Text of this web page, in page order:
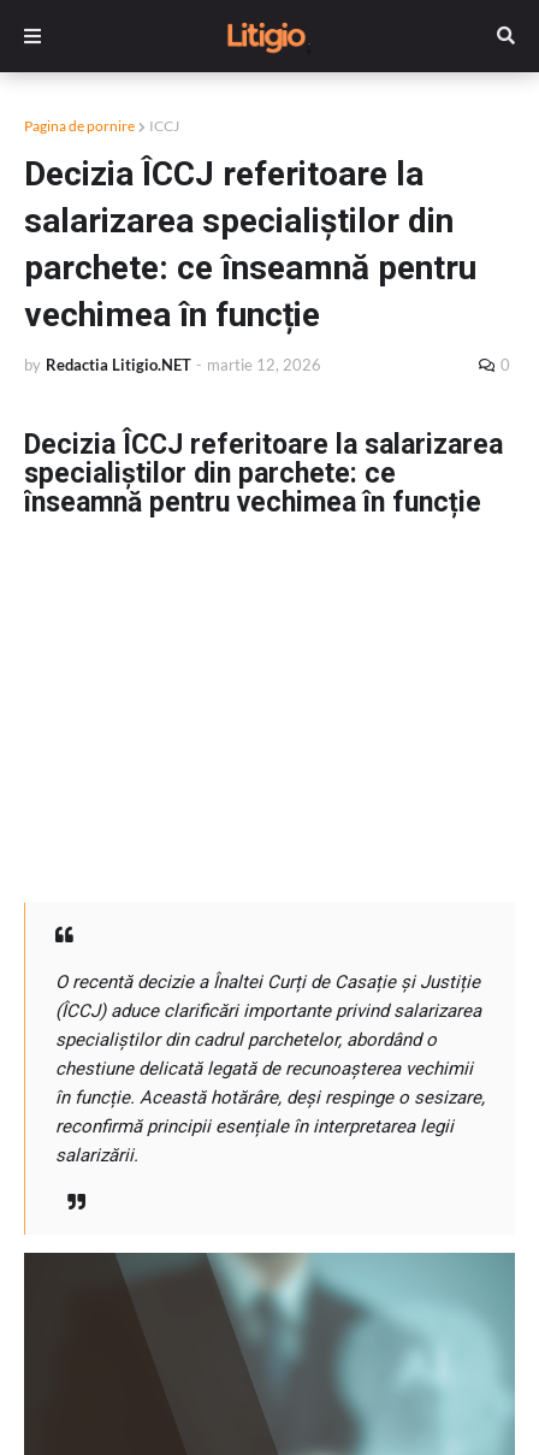
Pagina de pornire ICCJ
Decizia ÎCCJ referitoare la
salarizarea specialiștilor din
parchete: ce înseamnă pentru
vechimea în funcție
by Redactia Litigio.NET - martie 12, 2026 0
Decizia ÎCCJ referitoare la salarizarea
specialiștilor din parchete: ce
înseamnă pentru vechimea în funcție
O recentă decizie a Înaltei Curți de Casație și Justiție
(ÎCCJ) aduce clarificări importante privind salarizarea
specialiștilor din cadrul parchetelor, abordând o
chestiune delicată legată de recunoașterea vechimii
în funcție. Această hotărâre, deși respinge o sesizare,
reconfirmă principii esențiale în interpretarea legii
salarizării.